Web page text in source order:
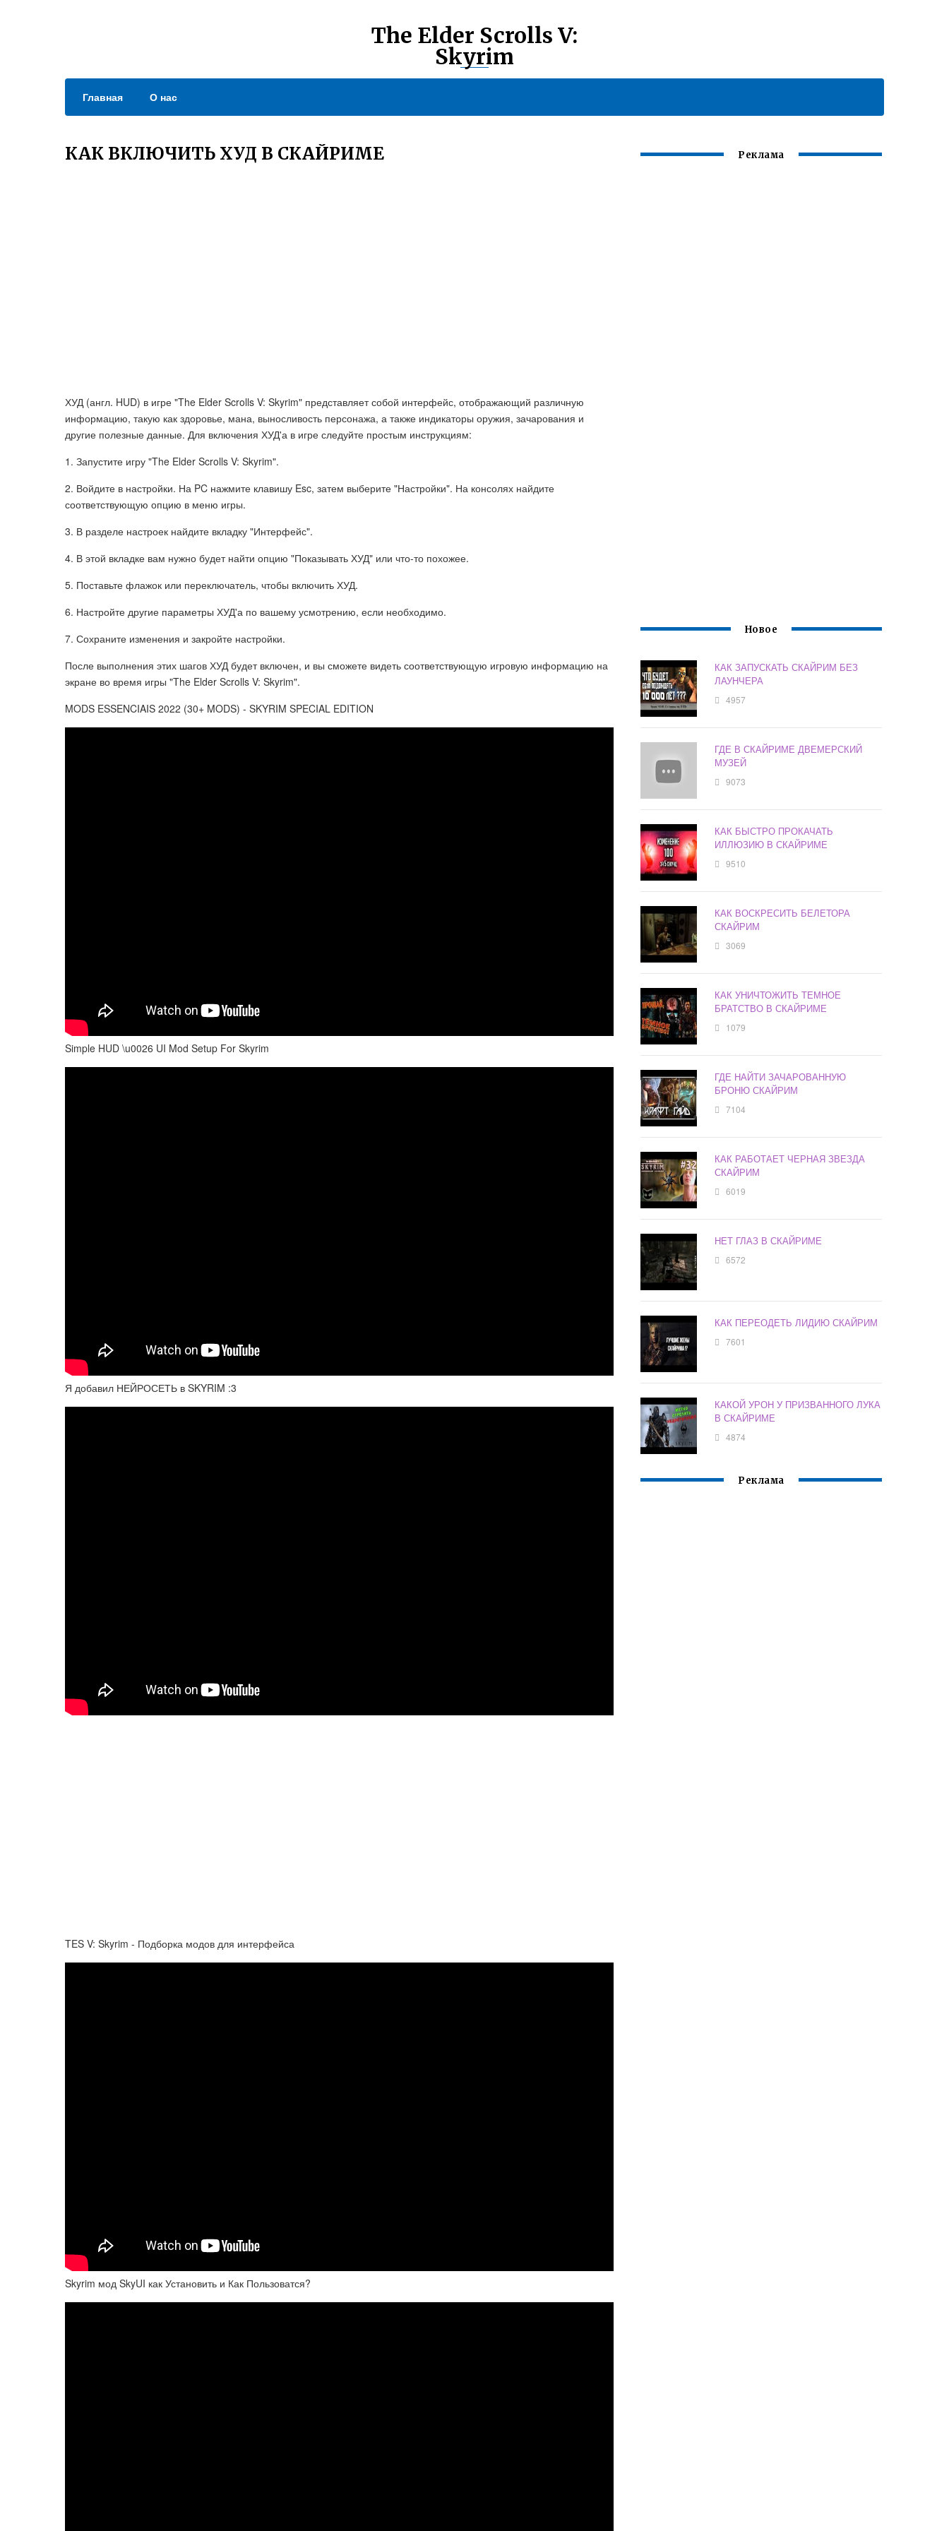
The Elder Scrolls V:
Skyrim
Главная О нас
КАК ВКЛЮЧИТЬ ХУД В СКАЙРИМЕ
ХУД (англ. HUD) в игре "The Elder Scrolls V: Skyrim" представляет собой интерфейс, отображающий различную
информацию, такую как здоровье, мана, выносливость персонажа, а также индикаторы оружия, зачарования и
другие полезные данные. Для включения ХУД'а в игре следуйте простым инструкциям:
1. Запустите игру "The Elder Scrolls V: Skyrim".
2. Войдите в настройки. На PC нажмите клавишу Esc, затем выберите "Настройки". На консолях найдите
соответствующую опцию в меню игры.
3. В разделе настроек найдите вкладку "Интерфейс".
4. В этой вкладке вам нужно будет найти опцию "Показывать ХУД" или что-то похожее.
5. Поставьте флажок или переключатель, чтобы включить ХУД.
6. Настройте другие параметры ХУД'а по вашему усмотрению, если необходимо.
7. Сохраните изменения и закройте настройки.
После выполнения этих шагов ХУД будет включен, и вы сможете видеть соответствующую игровую информацию на
экране во время игры "The Elder Scrolls V: Skyrim".
MODS ESSENCIAIS 2022 (30+ MODS) - SKYRIM SPECIAL EDITION
Simple HUD \u0026 UI Mod Setup For Skyrim
Я добавил НЕЙРОСЕТЬ в SKYRIM :3
TES V: Skyrim - Подборка модов для интерфейса
Skyrim мод SkyUI как Установить и Как Пользоватся?
Реклама
Новое
КАК ЗАПУСКАТЬ СКАЙРИМ БЕЗ
ЛАУНЧЕРА
4957
ГДЕ В СКАЙРИМЕ ДВЕМЕРСКИЙ
МУЗЕЙ
9073
КАК БЫСТРО ПРОКАЧАТЬ
ИЛЛЮЗИЮ В СКАЙРИМЕ
9510
КАК ВОСКРЕСИТЬ БЕЛЕТОРА
СКАЙРИМ
3069
КАК УНИЧТОЖИТЬ ТЕМНОЕ
БРАТСТВО В СКАЙРИМЕ
1079
ГДЕ НАЙТИ ЗАЧАРОВАННУЮ
БРОНЮ СКАЙРИМ
7104
КАК РАБОТАЕТ ЧЕРНАЯ ЗВЕЗДА
СКАЙРИМ
6019
НЕТ ГЛАЗ В СКАЙРИМЕ
6572
КАК ПЕРЕОДЕТЬ ЛИДИЮ СКАЙРИМ
7601
КАКОЙ УРОН У ПРИЗВАННОГО ЛУКА
В СКАЙРИМЕ
4874
Реклама